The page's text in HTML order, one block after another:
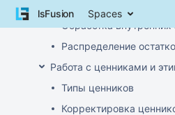
Skip
lsFusion Spaces
Обработка внутренних
Распределение
Работа с ценниками и
Типы ценников
Корректировка